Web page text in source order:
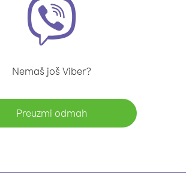
Nemaš još Viber?
Preuzmi odmah